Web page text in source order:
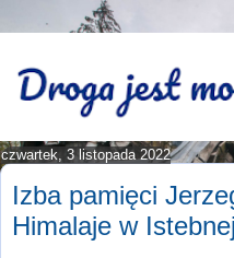
czwartek, 3 listopada 2022
Izba pamięci
Himalaje w Istebnej